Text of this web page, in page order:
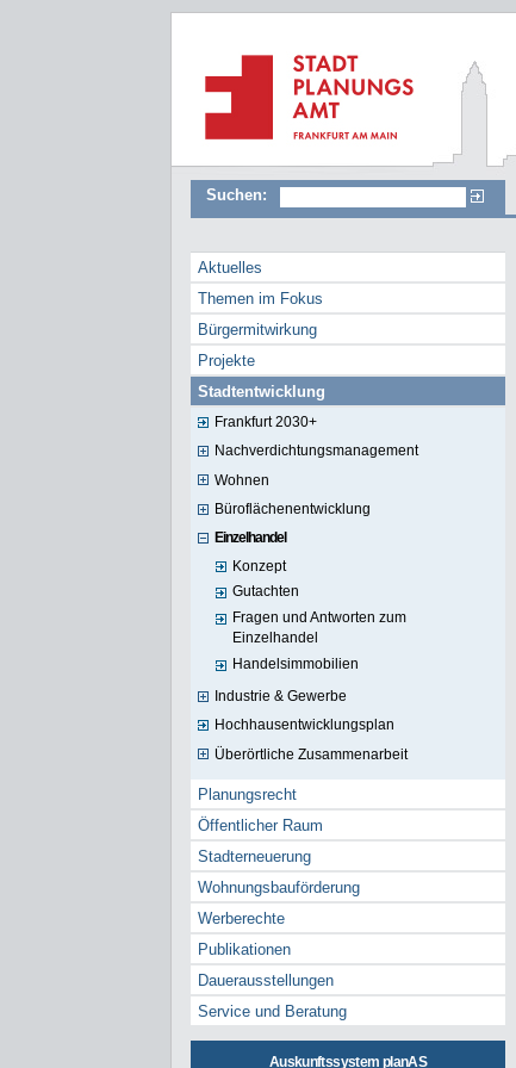
Suchen:
Aktuelles
Themen im Fokus
Bürgermitwirkung
Projekte
Stadtentwicklung
Frankfurt 2030+
Nachverdichtungsmanagement
Wohnen
Büroflächenentwicklung
Einzelhandel
Konzept
Gutachten
Fragen und Antworten zum
Einzelhandel
Handelsimmobilien
Industrie & Gewerbe
Hochhausentwicklungsplan
Überörtliche Zusammenarbeit
Planungsrecht
Öffentlicher Raum
Stadterneuerung
Wohnungsbauförderung
Werberechte
Publikationen
Dauerausstellungen
Service und Beratung
Auskunftssystem planAS